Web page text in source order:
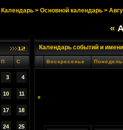
Календарь> Основной календарь>
«
П С
3 4
10 11
17 18
24 25
Календарь событий и
Воскресенье
»